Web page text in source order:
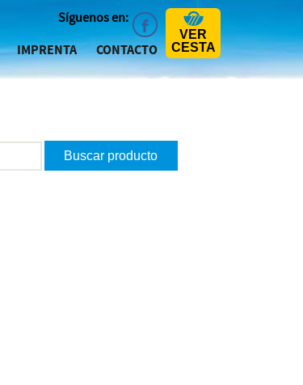
VER
CESTA
Síguenos en:
IMPRENTA CONTACTO